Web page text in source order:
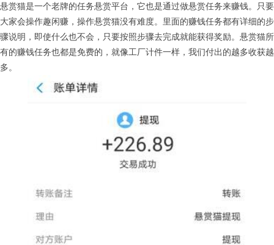
悬赏猫是一个老牌的任务悬赏平台，它也是通过做悬赏任务来赚钱。只要
大家会操作趣闲赚，操作悬赏猫没有难度。里面的赚钱任务都有详细的步
骤说明，即使什么也不会，只要按照步骤去完成就能获得奖励。悬赏猫所
有的赚钱任务也都是免费的，就像工厂计件一样，我们付出的越多收获越
多。